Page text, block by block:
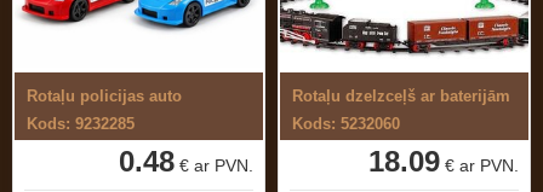
Rotaļu policijas auto
Kods: 9232285
0.48 € ar PVN.
Rotaļu dzelzceļš ar baterijām
Kods: 5232060
18.09 € ar PVN.